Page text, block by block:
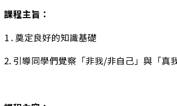
課程主旨：
1 . 奠定良好的知識基礎
2. 引導同學們覺察「非我/非自己」與「真